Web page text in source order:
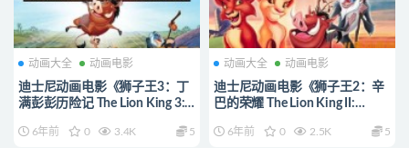
动画大全 动画电影
迪士尼动画电影《狮子王3：丁
满彭彭历险记 The Lion King 3:
三语中字 720P/MKV/2.15G 动
6年前 0 3.4K 5
动画大全 动画电影
迪士尼动画电影《狮子王2：辛
巴的荣耀 The Lion King II:
语中字 720P/MKV/2.19G 动画
6年前 0 2.5K 5